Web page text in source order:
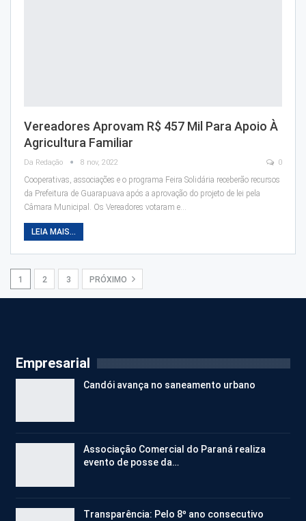
Vereadores Aprovam R$ 457 Mil Para Apoio À
Agricultura Familiar
Da Redação 8 nov, 2022 0
Cooperativas, associações e o programa Feira Solidária receberão recursos
da Prefeitura de Guarapuava após a aprovação do projeto de lei pela
Câmara Municipal. Os Vereadores votaram e…
LEIA MAIS...
1 2 3 PRÓXIMO
Empresarial
Candói avança no saneamento urbano
Associação Comercial do Paraná realiza
evento de posse da…
Transparência: Pelo 8º ano consecutivo